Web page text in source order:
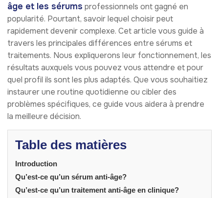
âge et les sérums professionnels ont gagné en
popularité. Pourtant, savoir lequel choisir peut
rapidement devenir complexe. Cet article vous guide à
travers les principales différences entre sérums et
traitements. Nous expliquerons leur fonctionnement, les
résultats auxquels vous pouvez vous attendre et pour
quel profil ils sont les plus adaptés. Que vous souhaitiez
instaurer une routine quotidienne ou cibler des
problèmes spécifiques, ce guide vous aidera à prendre
la meilleure décision.
Table des matières
Introduction
Qu’est-ce qu’un sérum anti-âge?
Qu’est-ce qu’un traitement anti-âge en clinique?